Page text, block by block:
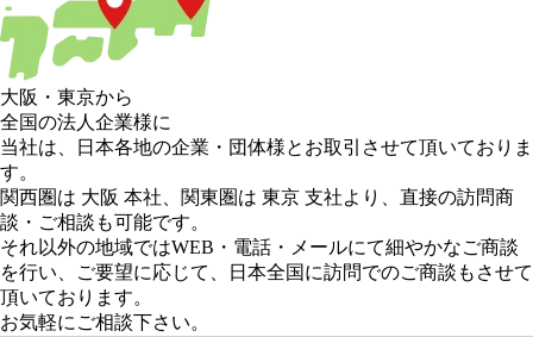
大阪 ・ 東京から
全国の法人企業様に
当社は、日本各地の企業・団体様とお取引させて頂いておりま
す。
関西圏は 大阪 本社
関東圏は 東京 支社より、直接の訪問商
談・ご相談も可能です。
それ以外の地域ではWEB・電話・メールにて細やかなご商談
を行い、
ご要望に応じて、日本全国に訪問でのご商談もさせて
頂いております。
お気軽にご相談下さい。